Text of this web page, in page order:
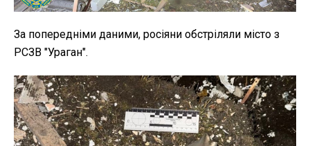
За попередніми даними, росіяни обстріляли місто з
РСЗВ "Ураган".